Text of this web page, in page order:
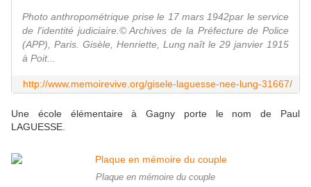
Photo anthropométrique prise le 17 mars 1942par le service
de l'identité judiciaire.© Archives de la Préfecture de Police
(APP), Paris. Gisèle, Henriette, Lung naît le 29 janvier 1915
à Poit...
http://www.memoirevive.org/gisele-laguesse-nee-lung-31667/
Une école élémentaire à Gagny porte le nom de Paul
LAGUESSE.
Plaque en mémoire du couple